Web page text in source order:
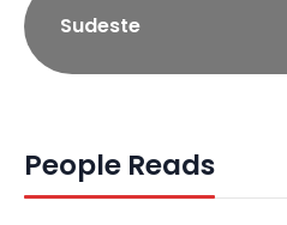
Sudeste
People Reads